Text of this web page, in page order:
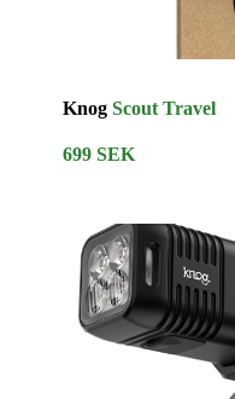
KnogScout Travel
699 SEK